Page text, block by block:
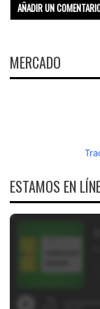
MERCADO
ESTAMOS EN